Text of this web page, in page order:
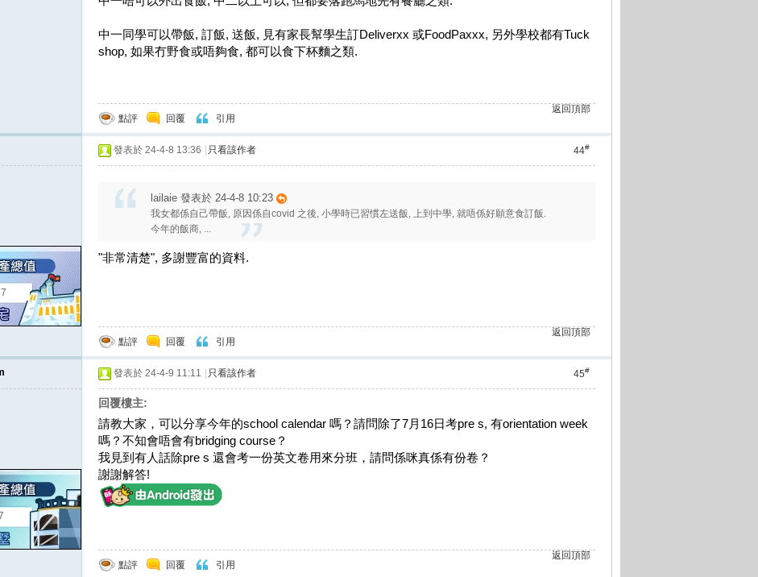
中一同學可以帶飯, 訂飯, 送飯, 見有家長幫學生訂Deliverxx 或FoodPaxxx, 另外學校都有Tuck
shop, 如果冇野食或唔夠食, 都可以食下杯麵之類.
點評 回覆 引用
返回頂部
44#
發表於 24-4-8 13:36 只看該作者
lailaie 發表於 24-4-8 10:23
我女都係自己帶飯, 原因係自covid 之後, 小學時已習慣左送飯, 上到中學, 就唔係好願意食訂飯.
今年的飯商, ...
"非常清楚", 多謝豐富的資料.
點評 回覆 引用
返回頂部
45#
發表於 24-4-9 11:11 只看該作者
回覆樓主:
請教大家，可以分享今年的school calendar 嗎？請問除了7月16日考pre s, 有orientation week
嗎？不知會唔會有bridging course？
我見到有人話除pre s 還會考一份英文卷用來分班，請問係咪真係有份卷？
謝謝解答!
點評 回覆 引用
返回頂部